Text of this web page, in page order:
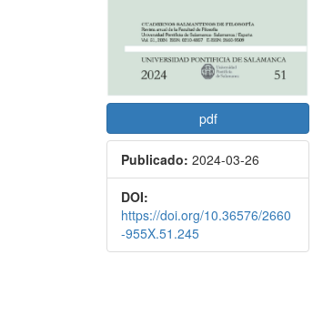
pdf
Publicado: 2024-03-26
DOI:
https://doi.org/10.36576/2660
-955X.51.245